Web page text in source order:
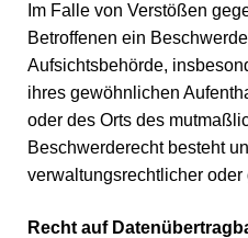
Im Falle von Verstößen
Betroffenen ein
Aufsichtsbehörde,
ihres gewöhnlichen
oder des Orts des
Beschwerderecht besteht
verwaltungsrechtlicher
Recht auf